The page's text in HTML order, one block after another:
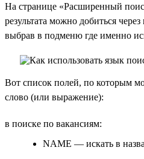
На странице «Расширенный
результата можно добиться
выбрав в подменю где именно
Вот список полей, по которым
слово (или выражение):
в поиске по вакансиям:
NAME — искать в